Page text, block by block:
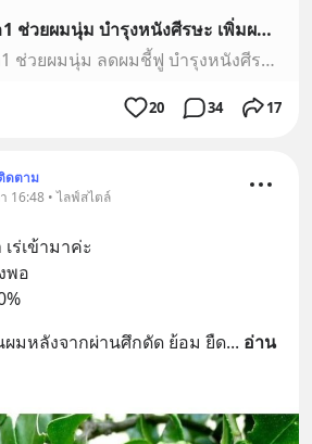
สูตรน้ำซาวข้าว 3in1 ช่วยผมนุ่ม บำรุงหนังศีรษะ เพิ่มผมเงาเป็นประกาย | 3in1 rice water for soft hair
สูตรน้ำซาวข้าว 3in1 ช่วยผมนุ่ม ลดผมชี้ฟู บำรุงหนังศีรษะ ช่วยลดรังแค เพิ่มผมเงาเป็นประกาย | 3in1 rice water for soft hair . kkdกีกี้เดฟ พาเพื่อนๆ มาทำสูตรบำรุ...
20 34 17
ดตาม
16:48 • ไลฟ์สไตล์
ร่เข้ามาค่ะ
พอ
ผมหลังจากผ่านศึกดัด ย้อม ยืด... อ่าน